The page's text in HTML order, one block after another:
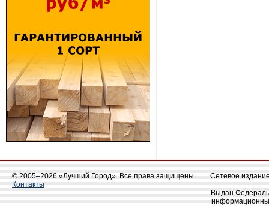
© 2005–2026 «Лучший Город». Все права защищены.
Контакты
Сетевое
Выдан